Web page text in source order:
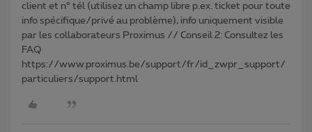
client et n° tél (utilisez un champ libre p.ex. ticket pour toute
info spécifique/privé au problème), info uniquement visible
par les collaborateurs Proximus // Conseil 2: Consultez les
FAQ
https://www.proximus.be/support/fr/id_zwpr_support/
particuliers/support.html